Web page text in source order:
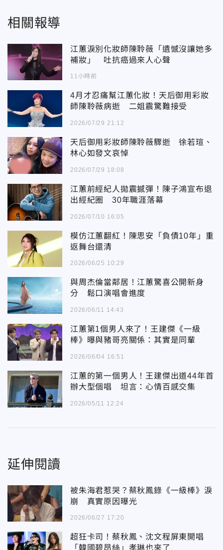
相關報導
江蕙淚別化妝師陳聆薇「遺憾沒讓她多
補妝」 吐抗癌過來人心聲
11小時前
4月才忍痛幫江蕙化妝！天后御用彩妝
師陳聆薇病逝 二姐震驚難接受
2026/07/29 21:12
天后御用彩妝師陳聆薇驟逝 徐若瑄、
林心如發文哀悼
2026/07/29 18:08
江蕙前經紀人拋震撼彈！陳子鴻宣布退
出經紀圈 30年職涯落幕
2026/07/10 16:05
模仿江蕙翻紅！陳思安「負債10年」重
返舞台還清
2026/06/25 10:29
與周杰倫當鄰居！江蕙驚喜公開新身
分 鬆口演唱會進度
2026/06/11 14:43
江蕙第1個男人來了！王建傑《一級
棒》曝與豬哥亮關係：其實是同輩
2026/06/04 16:51
江蕙的第一個男人！王建傑出道44年首
辦大型個唱 坦言：心情百感交集
2026/05/11 12:24
延伸閱讀
被朱海君惹哭？蔡秋鳳錄《一級棒》淚
崩 真實原因曝光
2026/06/27 17:20
超狂卡司！蔡秋鳳、沈文程屏東開唱
「韓國碧昂絲」孝琳也來了